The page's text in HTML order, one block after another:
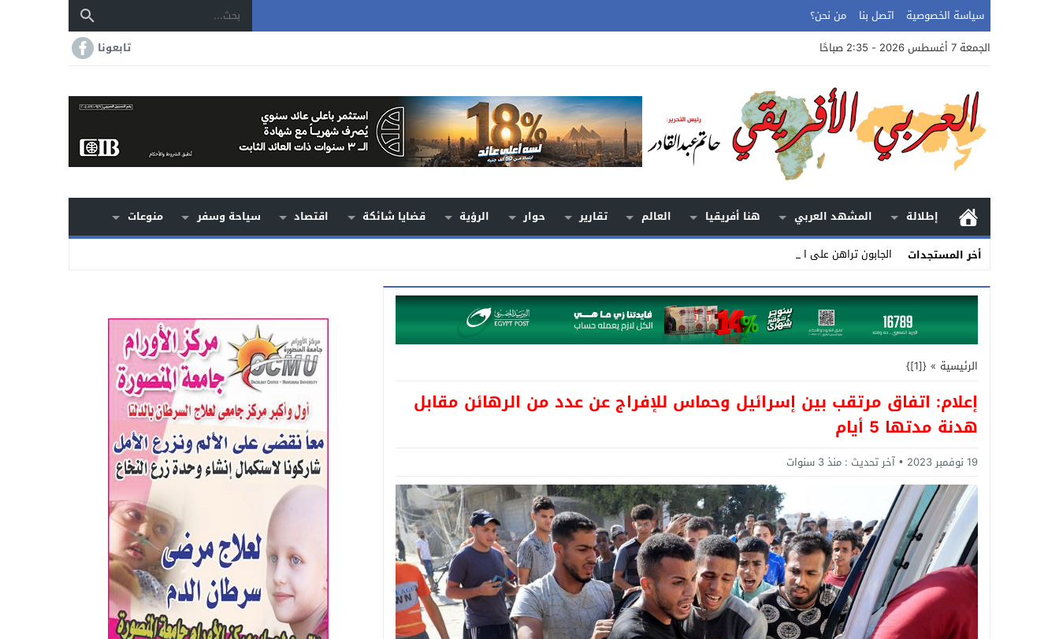
سياسة الخصوصية اتصل بنا
من نحن؟
الجمعة 7 أغسطس 2026 - 2:35 صباحًا
تابعونا
إطلالة المشهد العربي هنا أفريقيا العالم تقارير حوار الرؤية قضايا شائكة اقتصاد سياحة وسفر
منوعات
أخر المستجدات
الجابون تراهن على التعدين بدي _
Stop
Previous
Next
الرئيسية »
{[1]}
إعلام: اتفاق مرتقب بين إسرائيل وحماس للإفراج عن عدد من الرهائن مقابل
هدنة مدتها 5 أيام
19 نوفمبر 2023 آخر تحديث : منذ 3 سنوات